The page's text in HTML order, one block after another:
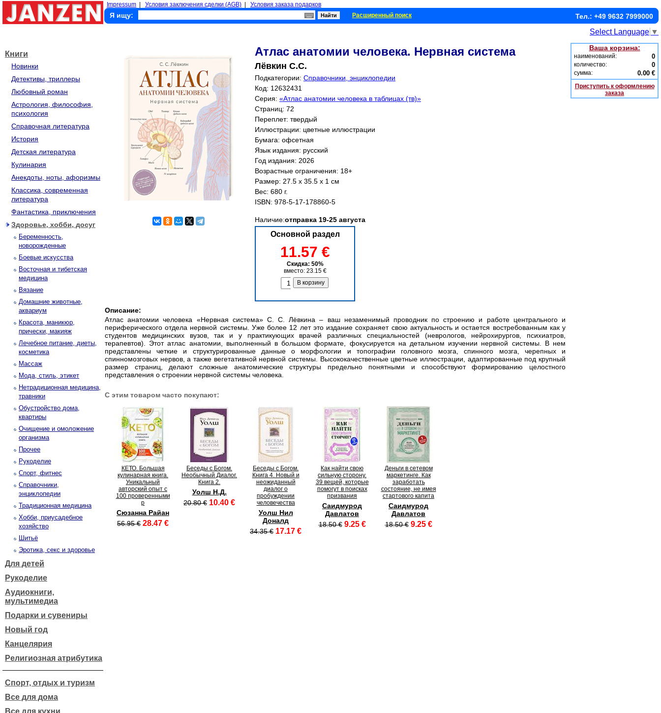
Impressum Условия заключения сделки (AGB) Условия заказа подарков
Я ищу: Расширенный поиск Тел.: +49 9632 7999000
Select Language ▼
Книги
Новинки
Детективы, триллеры
Любовный роман
Астрология, философия,
психология
Справочная литература
История
Детская литература
Кулинария
Анекдоты, ноты, афоризмы
Классика, современная
литература
Фантастика, приключения
Здоровье, хобби, досуг
Беременность,
новорожденные
Боевые искусства
Восточная и тибетская
медицина
Вязание
Домашние животные,
аквариум
Красота, маникюр,
прически, макияж
Лечебное питание, диеты,
косметика
Массаж
Мода, стиль, этикет
Нетрадиционная медицина,
травники
Обустройство дома,
квартиры
Очищение и омоложение
организма
Прочее
Рукоделие
Спорт, фитнес
Справочники,
энциклопедии
Традиционная медицина
Хобби, приусадебное
хозяйство
Шитьё
Эротика, секс и здоровье
Для детей
Рукоделие
Аудиокниги,
мультимедиа
Подарки и сувениры
Новый год
Канцелярия
Религиозная атрибутика
Спорт, отдых и туризм
Все для дома
Все для кухни
Атлас анатомии человека. Нервная система
Лёвкин С.С.
Подкатегории: Справочники, энциклопедии
Код: 12632431
Серия: «Атлас анатомии человека в таблицах (тв)»
Страниц: 72
Переплет: твердый
Иллюстрации: цветные иллюстрации
Бумага: офсетная
Язык издания: русский
Год издания: 2026
Возрастные ограничения: 18+
Размер: 27.5 x 35.5 x 1 см
Вес: 680 г.
ISBN: 978-5-17-178860-5
Наличие:отправка 19-25 августа
Основной раздел
11.57 €
Скидка: 50%
вместо: 23.15 €
Описание:
Атлас анатомии человека «Нервная система» С. С. Лёвкина – ваш незаменимый проводник по строению и работе центрального и
периферического отдела нервной системы. Уже более 12 лет это издание сохраняет свою актуальность и остается востребованным как у
студентов медицинских вузов, так и у практикующих врачей различных специальностей (неврологов, нейрохирургов, психиатров,
терапевтов). Этот атлас анатомии, выполненный в большом формате, фокусируется на детальном изучении нервной системы. В нем
представлены четкие и структурированные данные о морфологии и топографии головного мозга, спинного мозга, черепных и
спинномозговых нервов, а также вегетативной нервной системы. Высококачественные цветные иллюстрации, адаптированные под крупный
размер страниц, делают сложные анатомические структуры предельно понятными и способствуют формированию целостного
представления о строении нервной системы человека.
С этим товаром часто покупают:
КЕТО. Большая
кулинарная книга.
Уникальный
авторский опыт с
100 проверенными
р
Сюзанна Райан
56.95 € 28.47 €
Беседы с Богом.
Необычный Диалог.
Книга 2.
Уолш Н.Д.
20.80 € 10.40 €
Беседы с Богом.
Книга 4. Новый и
неожиданный
диалог о
пробуждении
человечества
Уолш Нил
Доналд
34.35 € 17.17 €
Как найти свою
сильную сторону.
39 вещей, которые
помогут в поисках
призвания
Саидмурод
Давлатов
18.50 € 9.25 €
Деньги в сетевом
маркетинге. Как
заработать
состояние, не имея
стартового капита
Саидмурод
Давлатов
18.50 € 9.25 €
Ваша корзина:
наименований: 0
количество: 0
сумма: 0.00 €
Приступить к оформлению
заказа